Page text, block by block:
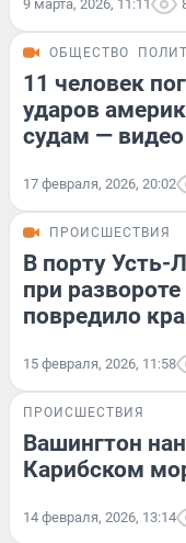
9 марта, 2026, 11:11
ОБЩЕСТВО
11 человек
ударов
судам — видео
17 февраля, 2026, 20:02
ПРОИСШЕСТВИЯ
В порту Усть-
при
повредило
15 февраля, 2026, 11:58
ПРОИСШЕСТВИЯ
Вашингтон
Карибском
14 февраля, 2026, 13:14